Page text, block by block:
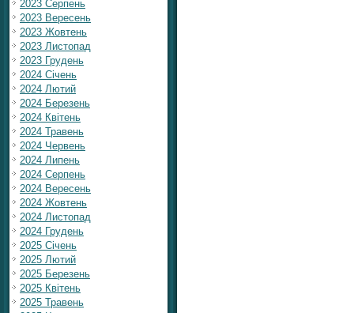
2023 Серпень
2023 Вересень
2023 Жовтень
2023 Листопад
2023 Грудень
2024 Січень
2024 Лютий
2024 Березень
2024 Квітень
2024 Травень
2024 Червень
2024 Липень
2024 Серпень
2024 Вересень
2024 Жовтень
2024 Листопад
2024 Грудень
2025 Січень
2025 Лютий
2025 Березень
2025 Квітень
2025 Травень